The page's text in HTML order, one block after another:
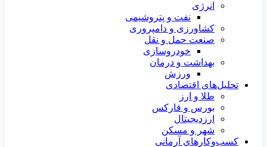
انرژی
نفت و پتروشیمی
کشاورزی و دامپروری
صنعت حمل و نقل
خودروسازی
بهداشت و درمان
ورزش
تحلیل‌های اقتصادی
طلا و ارز
بورس و فارکس
ارزدیجیتال
شهر و مسکن
کسب‌وکارهای آرمانی